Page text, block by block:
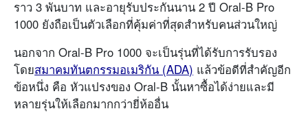
ราว 3 พันบาท และอายุรับประกันนาน 2 ปี Oral-B Pro
1000 ยังถือเป็นตัวเลือกที่คุ้มค่าที่สุดสำหรับคนส่วนใหญ่
นอกจาก Oral-B Pro 1000 จะเป็นรุ่นที่ได้รับการรับรอง
โดยสมาคมทันตกรรมอเมริกัน (ADA) แล้วข้อดีที่สำคัญอีก
ข้อหนึ่ง คือ หัวแปรงของ Oral-B นั้นหาซื้อได้ง่ายและมี
หลายรุ่นให้เลือกมากกว่ายี่ห้ออื่น